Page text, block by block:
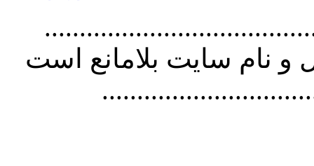
استفاده از
نام سايت بلامانع است